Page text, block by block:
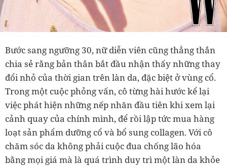
Bước sang ngưỡng 30, nữ diễn viên cũng thẳng thắn
chia sẻ rằng bản thân bắt đầu nhận thấy những thay
đổi nhỏ của thời gian trên làn da, đặc biệt ở vùng cổ.
Trong một cuộc phỏng vấn, cô từng hài hước kể lại
việc phát hiện những nếp nhăn đầu tiên khi xem lại
cảnh quay của chính mình, để rồi lập tức mua hàng
loạt sản phẩm dưỡng cổ và bổ sung collagen. Với cô
chăm sóc da không phải cuộc đua chống lão hóa
bằng mọi giá mà là quá trình duy trì một làn da khỏe